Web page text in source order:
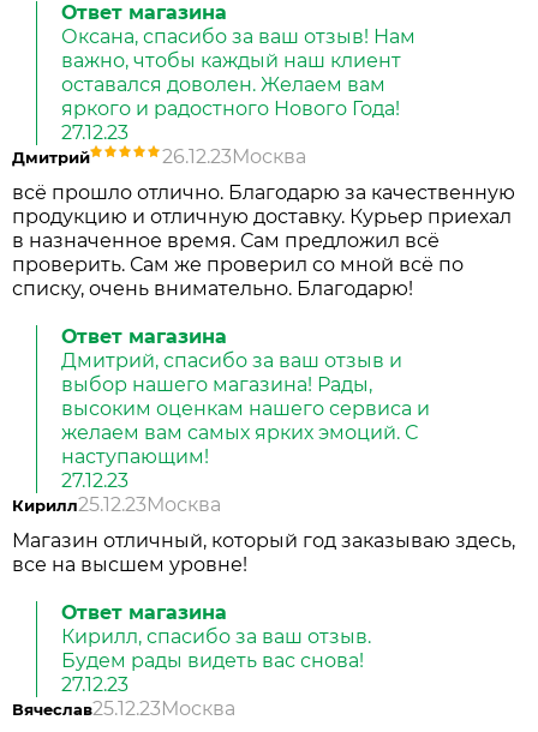
Ответ магазина
Оксана, спасибо за ваш отзыв! Нам
важно, чтобы каждый наш клиент
оставался доволен. Желаем вам
яркого и радостного Нового Года!
27.12.23
Дмитрий 26.12.23Москва
всё прошло отлично. Благодарю за качественную
продукцию и отличную доставку. Курьер приехал
в назначенное время. Сам предложил всё
проверить. Сам же проверил со мной всё по
списку, очень внимательно. Благодарю!
Ответ магазина
Дмитрий, спасибо за ваш отзыв и
выбор нашего магазина! Рады,
высоким оценкам нашего сервиса и
желаем вам самых ярких эмоций. С
наступающим!
27.12.23
Кирилл25.12.23Москва
Магазин отличный, который год заказываю здесь,
все на высшем уровне!
Ответ магазина
Кирилл, спасибо за ваш отзыв.
Будем рады видеть вас снова!
27.12.23
Вячеслав25.12.23Москва